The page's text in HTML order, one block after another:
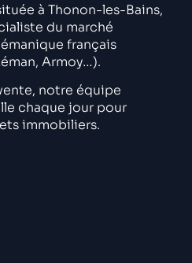
à Thonon-les-Bains,
du marché
français
Armoy…).
notre équipe
chaque jour pour
immobiliers.